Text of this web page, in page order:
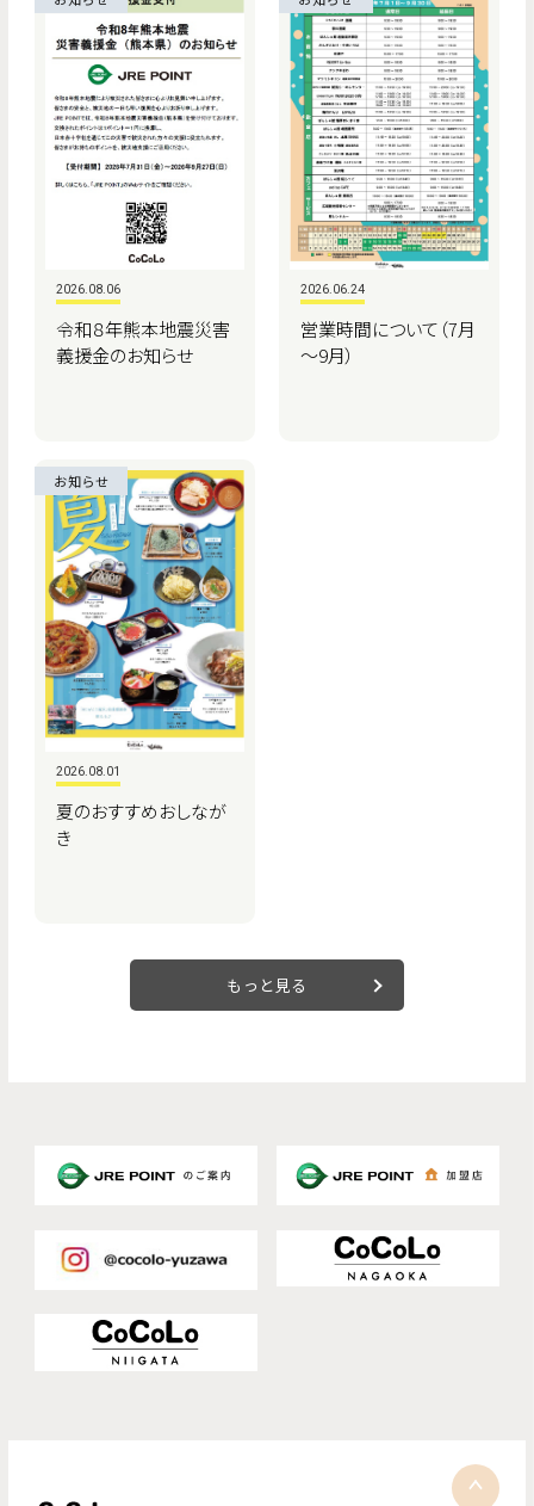
2026.08.06
令和８年熊本地震災害
義援金のお知らせ
2026.06.24
営業時間について（7月
～9月）
お知らせ
2026.08.01
夏のおすすめおしなが
き
もっと見る